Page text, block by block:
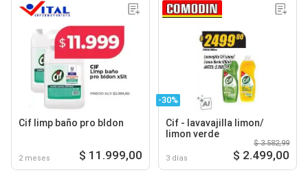
Cif limp baño pro bldon
2 meses $ 11.999,00
-30%
Cif - lavavajilla limon/
limon verde
3 días
$ 3.582,99
$ 2.499,00